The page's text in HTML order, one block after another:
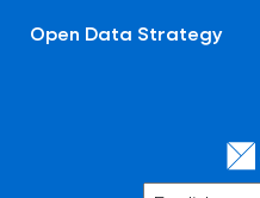
Open Data Strategy